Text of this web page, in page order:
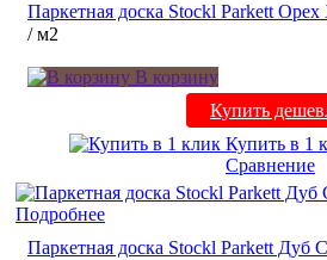
Паркетная доска Stockl Parkett Орех
/ м2
В корзину
Купить
Купить в 1
Сравнение
Подробнее
Паркетная доска Stockl Parkett Дуб